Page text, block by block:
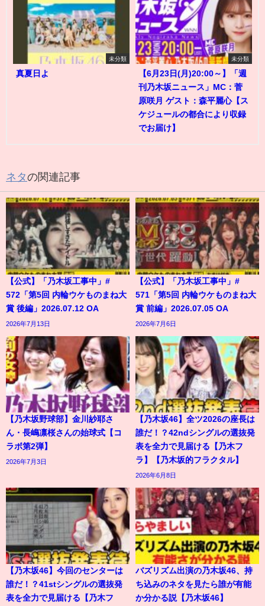
未分類
真夏日よ
未分類
【6月23日(月)20:00～】「週
刊乃木坂ニュース」MC：菅
原咲月 ゲスト：森平麗心【ス
ケジュールの都合により収録
でお届け】
ネタの関連記事
【公式】「乃木坂工事中」#
572「第5回 内輪ウケものまね大
賞 後編」2026.07.12 OA
2026年7月13日
【公式】「乃木坂工事中」#
571「第5回 内輪ウケものまね大
賞 前編」2026.07.05 OA
2026年7月6日
【乃木坂野球部】金川紗耶さ
ん・長嶋凛桜さんの始球式【コ
ラボ第2弾】
2026年7月3日
【乃木坂46】全ツ2026の座長は
誰だ！？42ndシングルの選抜発
表を全力で見届ける【乃木フ
ラ】【乃木坂的フラクタル】
2026年6月8日
【乃木坂46】今回のセンターは
誰だ！？41stシングルの選抜発
表を全力で見届ける【乃木フ
バズリズム出演の乃木坂46、持
ち込みのネタを見たら誰が有能
か分かる説【乃木坂46】